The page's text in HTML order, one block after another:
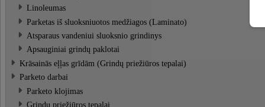
Linoleumas
Parketas iš sluoksniuotos medžiagos (Laminato)
Atsparaus vandeniui sluoksnio grindinys
Apsauginiai grindų paklotai
Krāsainās eļļas grīdām (Grindų priežiūros tepalai)
Parketo darbai
Parketo klojimas
Grindų priežiūros tepalai